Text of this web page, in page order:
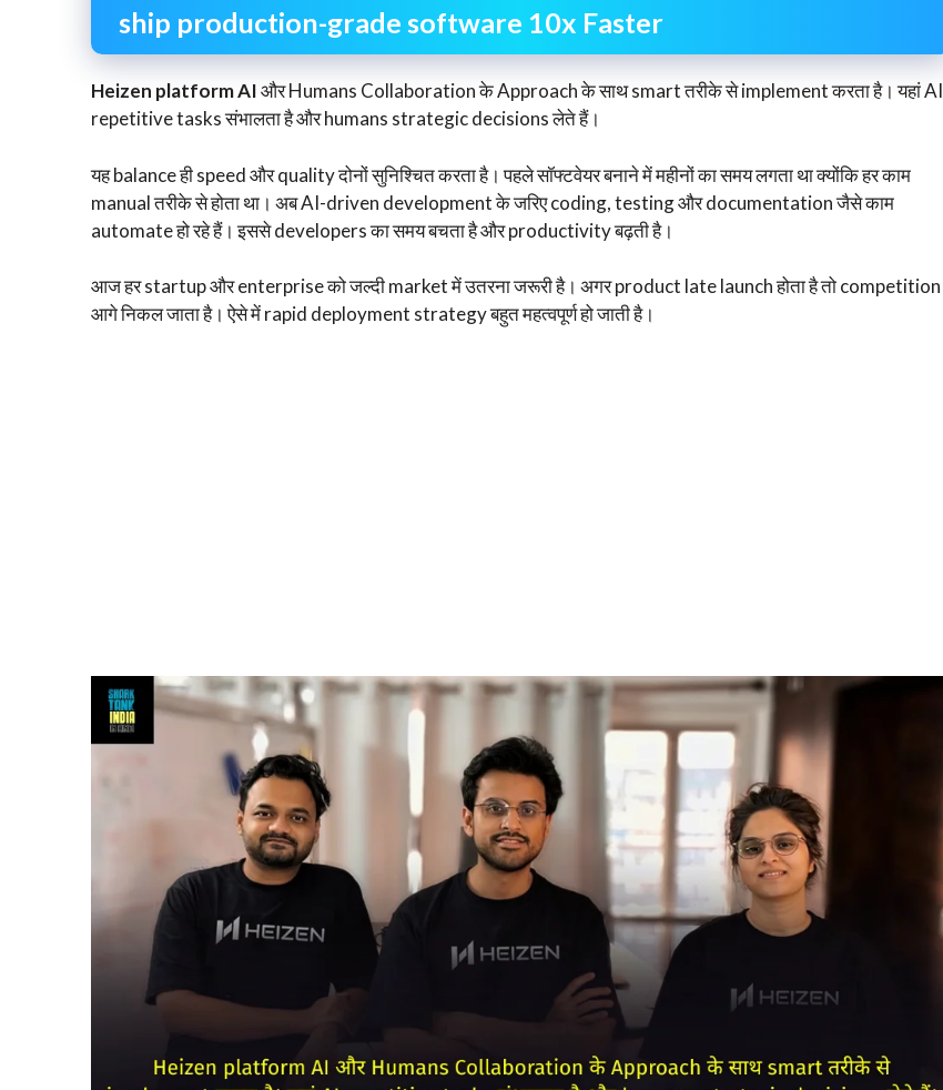
ship production-grade software 10x Faster
Heizen platform AIऔर Humans Collaboration के Approach के साथ smart तरीके से implement करता है। यहां AI
repetitive tasks संभालता है और humans strategic decisions लेते हैं।
यह balance ही speed और quality दोनों सुनिश्चित करता है। पहले सॉफ्टवेयर बनाने में महीनों का समय लगता था क्योंकि हर काम
manual तरीके से होता था। अब AI-driven development के जरिए coding, testing और documentation जैसे काम
automate हो रहे हैं। इससे developers का समय बचता है और productivity बढ़ती है।
आज हर startup और enterprise को जल्दी market में उतरना जरूरी है। अगर product late launch होता है तो competition
आगे निकल जाता है। ऐसे में rapid deployment strategy बहुत महत्वपूर्ण हो जाती है।